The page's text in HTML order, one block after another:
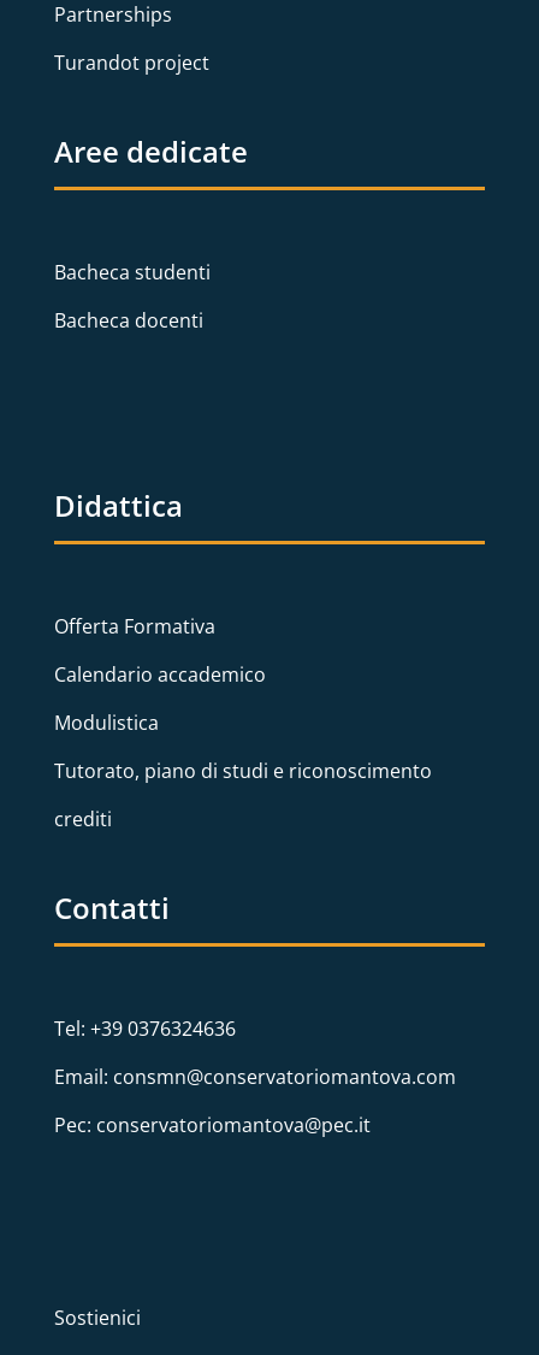
Partnerships
Turandot project
Aree dedicate
Bacheca studenti
Bacheca docenti
Didattica
Offerta Formativa
Calendario accademico
Modulistica
Tutorato, piano di studi e riconoscimento
crediti
Contatti
Tel: +39 0376324636
Email: consmn@conservatoriomantova.com
Pec: conservatoriomantova@pec.it
Sostienici